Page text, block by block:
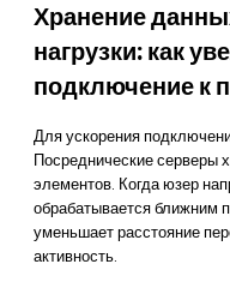
Хранение
нагрузки: как
подключение к
Для ускорения
Посреднические серверы
элементов. Когда юзер
обрабатывается ближним
уменьшает расстояние
активность.